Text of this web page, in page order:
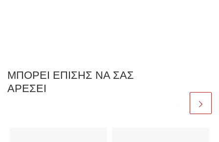
ΜΠΟΡΕΊ ΕΠΊΣΗΣ ΝΑ ΣΑΣ
ΑΡΈΣΕΙ